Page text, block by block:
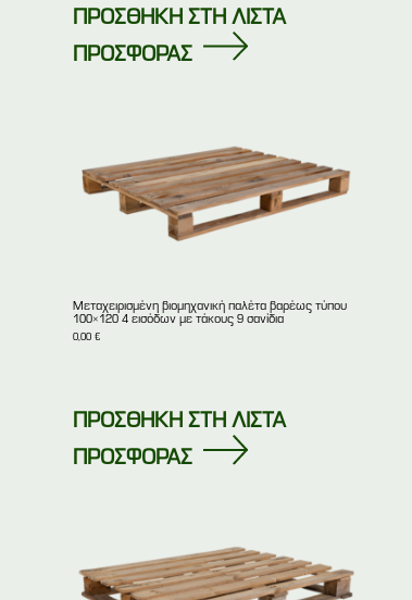
ΠΡΟΣΘΗΚΗ ΣΤΗ ΛΙΣΤΑ
ΠΡΟΣΦΟΡΑΣ
Μεταχειρισμένη βιομηχανική παλέτα βαρέως τύπου
100×120 4 εισόδων με τάκους 9 σανίδια
0,00€
ΠΡΟΣΘΗΚΗ ΣΤΗ ΛΙΣΤΑ
ΠΡΟΣΦΟΡΑΣ